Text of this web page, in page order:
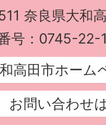
奈良県大和
号：0745-22-
高田市ホーム
お問い合わせ